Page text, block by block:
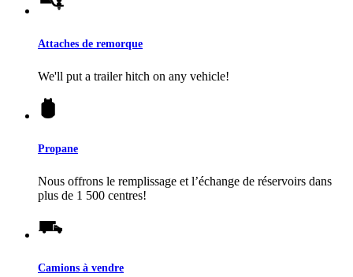
Attaches de remorque
We'll put a trailer hitch on any vehicle!
Propane
Nous offrons le remplissage et l’échange de réservoirs dans
plus de 1 500 centres!
Camions à vendre